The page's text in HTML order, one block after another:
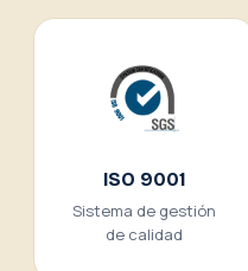
ISO 9001
Sistema de gestión
de calidad